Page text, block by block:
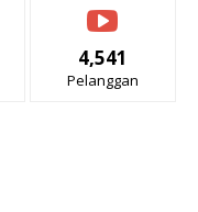
4,541
Pelanggan